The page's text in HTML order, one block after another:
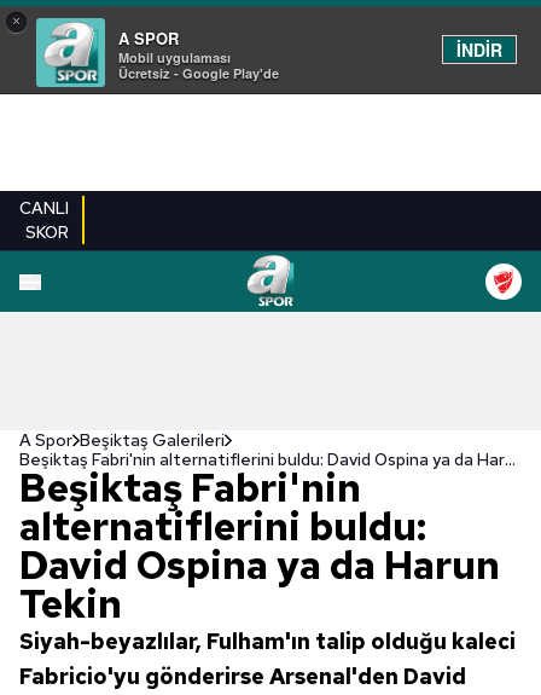
×
A SPOR
Mobil uygulaması
Ücretsiz - Google Play'de
İNDİR
CANLI
SKOR
EN YENILER
A Spor Beşiktaş Galerileri
Beşiktaş Fabri'nin alternatiflerini buldu: David Ospina ya da Harun Tekin
Beşiktaş Fabri'nin
alternatiflerini buldu:
David Ospina ya da Harun
Tekin
Siyah-beyazlılar, Fulham'ın talip olduğu kaleci
Fabricio'yu gönderirse Arsenal'den David